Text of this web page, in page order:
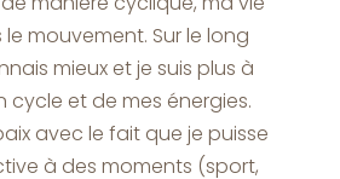
mouvement. Sur le long
mieux et je suis plus à
cycle et de mes énergies.
avec le fait que je puisse
à des moments (sport,